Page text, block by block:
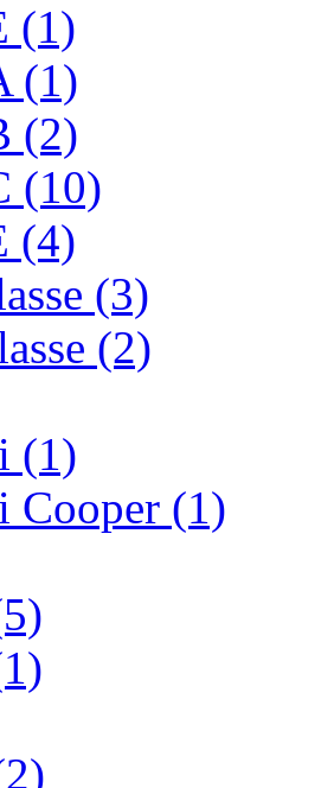
(1)
(1)
(2)
(10)
(4)
(3)
(2)
(1)
Cooper (1)